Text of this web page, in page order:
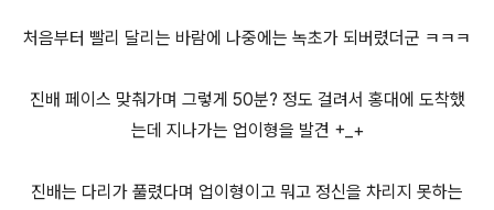
처음부터 빨리 달리는 바람에 나중에는 녹초가 되버렸더군 ㅋㅋㅋ
진배 페이스 맞춰가며 그렇게 50분? 정도 걸려서 홍대에 도착했
는데 지나가는 업이형을 발견 +_+
진배는 다리가 풀렸다며 업이형이고 뭐고 정신을 차리지 못하는